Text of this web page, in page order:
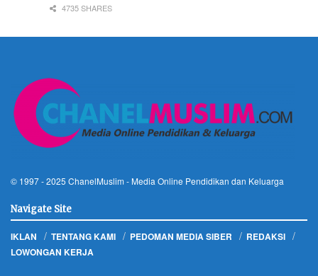
4735 SHARES
© 1997 - 2025 ChanelMuslim - Media Online Pendidikan dan Keluarga
Navigate Site
IKLAN TENTANG KAMI PEDOMAN MEDIA SIBER
REDAKSI
LOWONGAN KERJA